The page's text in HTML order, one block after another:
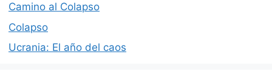
Camino al Colapso
Colapso
Ucrania: El año del caos